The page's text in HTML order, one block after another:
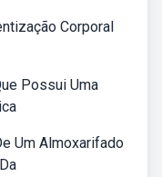
Corporal
Possui Uma
Um Almoxarifado